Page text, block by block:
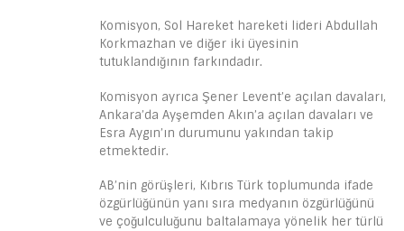
Komisyon, Sol Hareket hareketi lideri Abdullah
Korkmazhan ve diğer iki üyesinin
tutuklandığının farkındadır.
Komisyon ayrıca Şener Levent’e açılan davaları,
Ankara’da Ayşemden Akın’a açılan davaları ve
Esra Aygın’ın durumunu yakından takip
etmektedir.
AB’nin görüşleri, Kıbrıs Türk toplumunda ifade
özgürlüğünün yanı sıra medyanın özgürlüğünü
ve çoğulculuğunu baltalamaya yönelik her türlü